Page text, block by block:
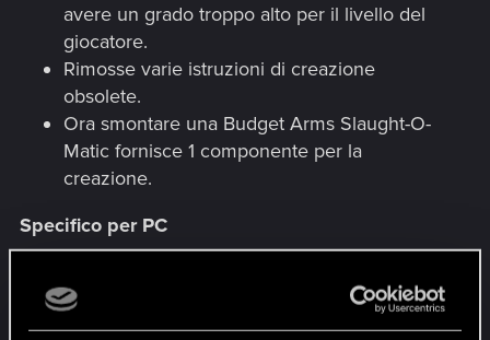
avere un grado troppo alto per il livello del
giocatore.
Rimosse varie istruzioni di creazione
obsolete.
Ora smontare una Budget Arms Slaught-O-
Matic fornisce 1 componente per la
creazione.
Specifico per PC
poteva mostrare gli input per controller
giocando con mouse e tastiera.